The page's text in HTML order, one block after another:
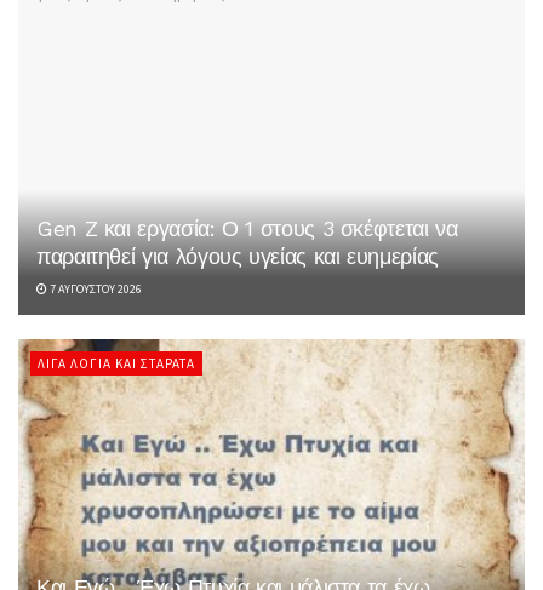
Gen Z και εργασία: Ο 1 στους 3 σκέφτεται να
παραιτηθεί για λόγους υγείας και ευημερίας
7 ΑΥΓΟΎΣΤΟΥ 2026
ΛΊΓΑ ΛΌΓΙΑ ΚΑΙ ΣΤΑΡΆΤΑ